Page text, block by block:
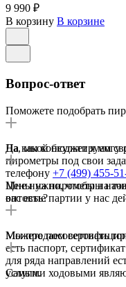
9 990 ₽
В корзину В корзине
Вопрос-ответ
Поможете подобрать
Да, мы консультируем
пирометры под свои
телефону +7 (499) 455-
На какой бюджет я могу
Цены на пирометры
оптовые партии у нас
Мне нужно, чтобы на
вас есть?
Мы продаем
есть паспорт,
для ряда направлений
услуги.
Можете посоветовать
Самыми ходовыми